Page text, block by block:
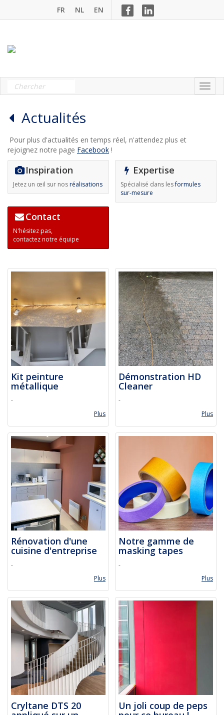
FR NL EN
Actualités
Pour plus d'actualités en temps réel, n'attendez plus et
rejoignez notre page Facebook !
Inspiration
Jetez un œil sur nosréalisations
Expertise
Spécialisé dans lesformules
sur-mesure
Contact
N'hésitez pas,
contactez notre équipe
Kit peinture
métallique
-
Plus
Démonstration HD
Cleaner
-
Plus
Rénovation d'une
cuisine d'entreprise
-
Plus
Notre gamme de
masking tapes
-
Plus
Cryltane DTS 20 Un joli coup de peps